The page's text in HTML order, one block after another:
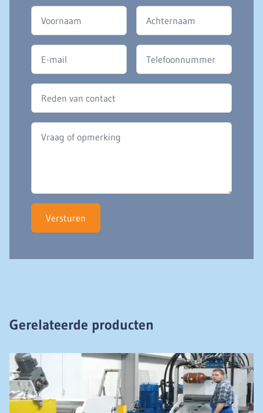
Versturen
Gerelateerde producten